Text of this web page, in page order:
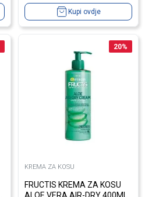
Kupi ovdje
20%
KREMA ZA KOSU
FRUCTIS KREMA ZA KOSU
ALOE VERA AIR-DRY 400ML